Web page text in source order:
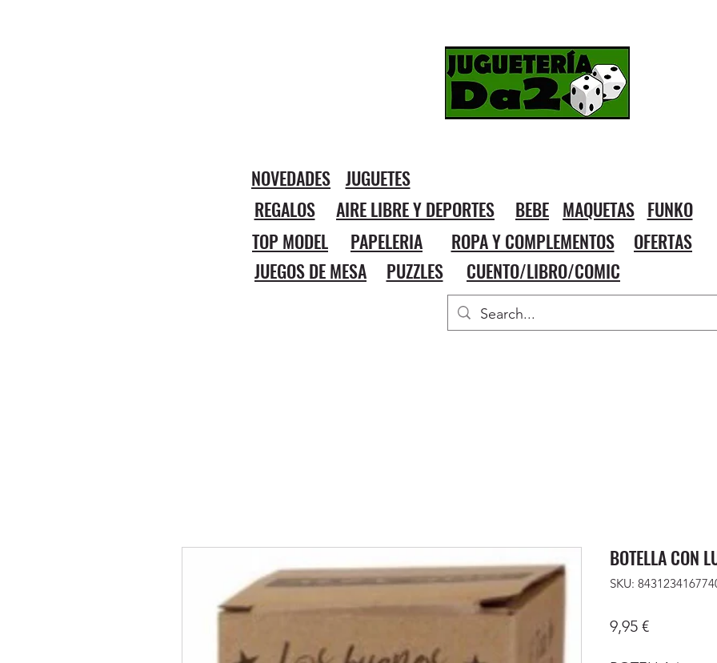
NOVEDADES JUGUETES
REGALOS
AIRE LIBRE Y DEPORTES BEBE MAQUETAS FUNKO
TOP MODEL
PAPELERIA ROPA Y COMPLEMENTOS
OFERTAS
JUEGOS DE MESA
PUZZLES CUENTO/LIBRO/COMIC
BOTELLA CON
SKU:
9,95 €Precio